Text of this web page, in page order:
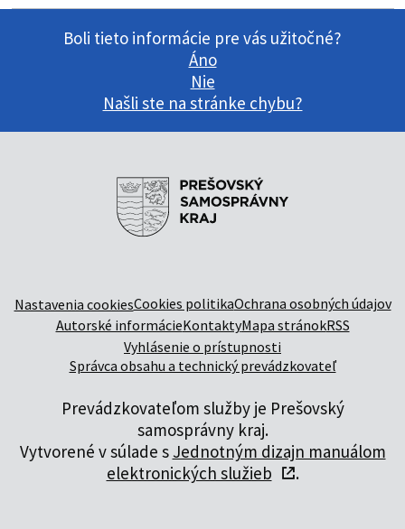
Boli tieto informácie pre vás užitočné?
Áno
Nie
Našli ste na stránke chybu?
Nastavenia cookiesCookies politikaOchrana osobných údajov
Autorské informácieKontaktyMapa stránokRSS
Vyhlásenie o prístupnosti
Správca obsahu a technický prevádzkovateľ
Prevádzkovateľom služby je Prešovský
samosprávny kraj.
Vytvorené v súlade s Jednotným dizajn manuálom
elektronických služieb
.